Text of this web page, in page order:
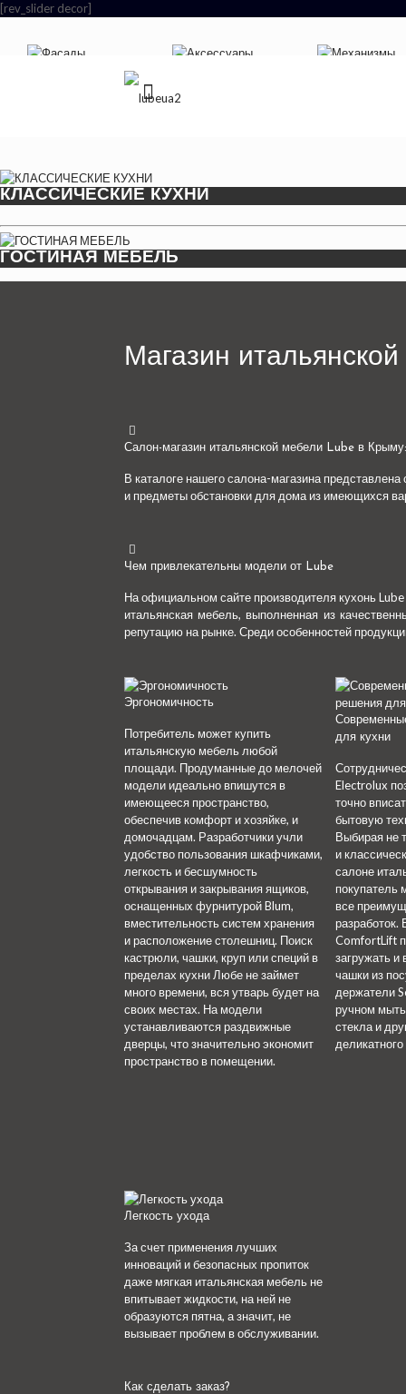
[rev_slider decor]
КЛАССИЧЕСКИЕ КУХНИ
ГОСТИНАЯ МЕБЕЛЬ
Магазин
Салон-магазин итальянской мебели Lube в
В каталоге нашего салона-магазина
и предметы обстановки для дома из имеющихся
Чем привлекательны модели от Lube
На официальном сайте производителя кухонь
итальянская мебель, выполненная из
репутацию на рынке. Среди особенностей
Эргономичность
Потребитель может купить
итальянскую мебель любой
площади. Продуманные до мелочей
модели идеально впишутся в
имеющееся пространство,
обеспечив комфорт и хозяйке, и
домочадцам. Разработчики учли
удобство пользования шкафчиками,
легкость и бесшумность
открывания и закрывания ящиков,
оснащенных фурнитурой Blum,
вместительность систем хранения
и расположение столешниц. Поиск
кастрюли, чашки, круп или специй в
пределах кухни Любе не займет
много времени, вся утварь будет на
своих местах. На модели
устанавливаются раздвижные
дверцы, что значительно экономит
пространство в помещении.
для кухни
Electrolux
точно
бытовую
Выбирая не
и
салоне
покупатель
все
разработок.
ComfortLift
загружать и
чашки из
держатели
ручном
стекла и
Легкость ухода
За счет применения лучших
инноваций и безопасных пропиток
даже мягкая итальянская мебель не
впитывает жидкости, на ней не
образуются пятна, а значит, не
вызывает проблем в обслуживании.
Как сделать заказ?